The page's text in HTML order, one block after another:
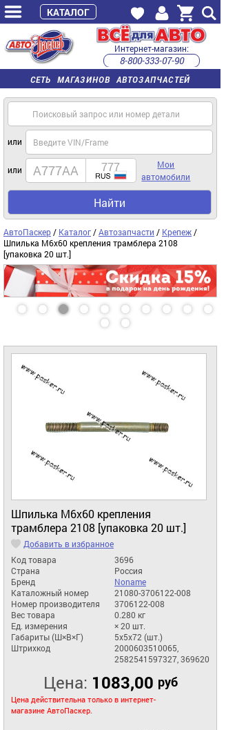
СЕТЬ МАГАЗИНОВ АВТОЗАПЧАСТЕЙ
Интернет-магазин:
8-800-333-07-90
часы работы с 9:00 до 22:00 (пн-пт)
или
или
Мои
автомобили
Найти
АвтоПаскер / Каталог /Автозапчасти / Крепеж /
Шпилька М6х60 крепления трамблера 2108
[упаковка 20 шт.]
Шпилька М6х60 крепления
трамблера 2108 [упаковка 20 шт.]
Добавить в избранное
Код товара
3696
Страна
Россия
Бренд
Noname
Каталожный номер
21080-3706122-008
Номер производителя
3706122-008
Вес товара
0.280 кг
Ед. измерения
× 20 шт.
Габариты (Ш×В×Г)
5x5x72 (шт.)
Штрихкод
2000603510065,
2582541597327, 369620
Цена: 1083,00 руб
Цена действительна только в интернет-
магазине АвтоПаскер.
КАТАЛОГ